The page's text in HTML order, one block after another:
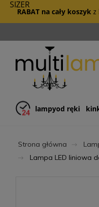
RABAT na cały koszyk z
lampyod ręki
Strona główna
Lampa LED liniowa
SIZER